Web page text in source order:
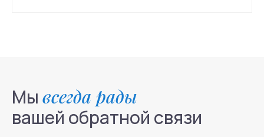
Мы всегда рады
вашей обратной связи
Связаться в телеграм
info@mhcenter.ru